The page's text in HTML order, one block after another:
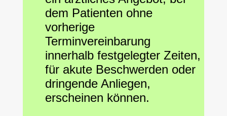
dem Patienten ohne
vorherige
Terminvereinbarung
innerhalb festgelegter Zeiten,
für akute Beschwerden oder
dringende Anliegen,
erscheinen können.